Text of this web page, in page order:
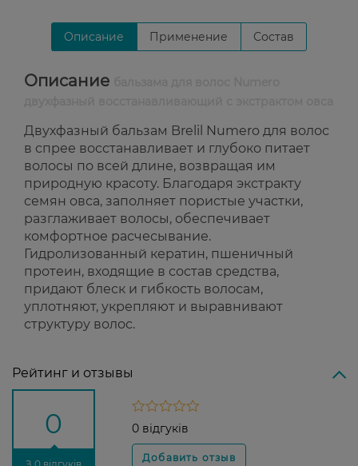
Описание Применение Состав
Описание
Двухфазный бальзам Brelil Numero для волос
в спрее восстанавливает и глубоко питает
волосы по всей длине, возвращая им
природную красоту. Благодаря экстракту
семян овса, заполняет пористые участки,
разглаживает волосы, обеспечивает
комфортное расчесывание.
Гидролизованный кератин, пшеничный
протеин, входящие в состав средства,
придают блеск и гибкость волосам,
уплотняют, укрепляют и выравнивают
структуру волос.
Рейтинг и отзывы
0 0 відгуків